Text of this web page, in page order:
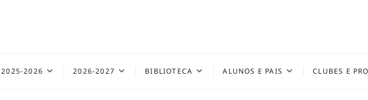
2025-2026 2026-2027 BIBLIOTECA ALUNOS E PAIS CLUBES E